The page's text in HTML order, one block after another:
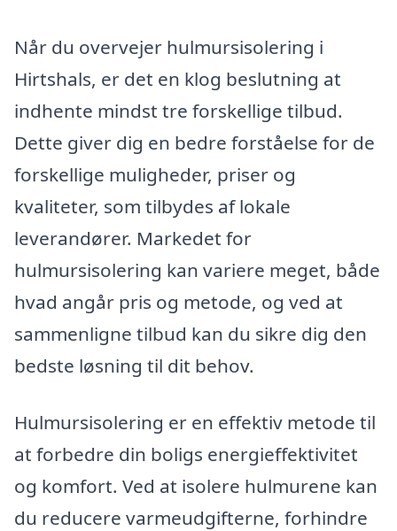
Når du overvejer hulmursisolering i
Hirtshals, er det en klog beslutning at
indhente mindst tre forskellige tilbud.
Dette giver dig en bedre forståelse for de
forskellige muligheder, priser og
kvaliteter, som tilbydes af lokale
leverandører. Markedet for
hulmursisolering kan variere meget, både
hvad angår pris og metode, og ved at
sammenligne tilbud kan du sikre dig den
bedste løsning til dit behov.
Hulmursisolering er en effektiv metode til
at forbedre din boligs energieffektivitet
og komfort. Ved at isolere hulmurene kan
du reducere varmeudgifterne, forhindre